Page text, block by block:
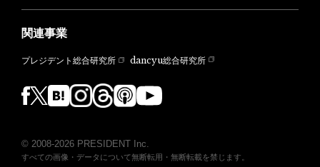
関連事業
プレジデント総合研究所 dancyu総合研究所
© 2008-2026 PRESIDENT Inc.
すべての画像・データについて無断転用・無断転載を禁じます。